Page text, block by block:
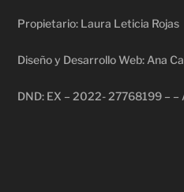
Propietario: Laura Leticia Rojas
Diseño y Desarrollo Web: Ana
DND: EX – 2022- 27768199 – –